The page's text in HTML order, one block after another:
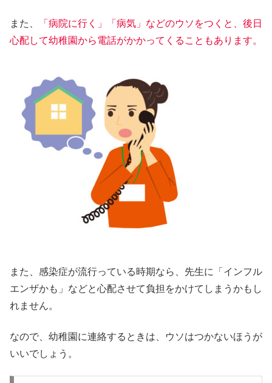
また、
「病院に行く」「病気」などのウソをつくと、後日
心配して幼稚園から電話がかかってくることもあります。
また、感染症が流行っている時期なら、先生に「インフル
エンザかも」などと心配させて負担をかけてしまうかもし
れません。
なので、幼稚園に連絡するときは、ウソはつかないほうが
いいでしょう。